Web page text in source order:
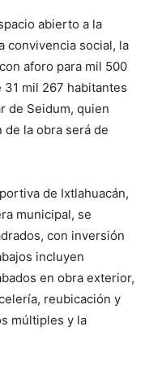
abierto a la
convivencia social, la
aforo para mil 500
mil 267 habitantes
de Seidum, quien
la obra será de
de Ixtlahuacán,
municipal, se
con inversión
incluyen
en obra exterior,
reubicación y
múltiples y la